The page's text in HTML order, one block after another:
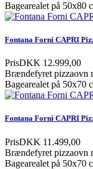
Bagearealet på 50x80
Fontana Forni CAPRI
PrisDKK 12.999,00
Brændefyret pizzaovn
Bagearealet på 50x70
Fontana Forni CAPRI
PrisDKK 11.499,00
Brændefyret pizzaovn
Bagearealet på 50x70